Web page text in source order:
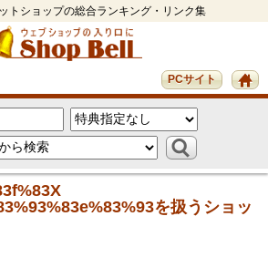
トショップの総合ランキング・リンク集
PCサイト
を扱うショッ